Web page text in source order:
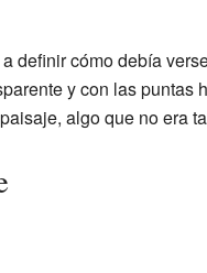
definir cómo debía
y con las
algo que no era